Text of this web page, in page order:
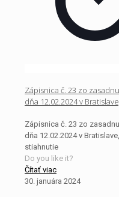
Zápisnica č. 23 zo
dňa 12.02.2024 v
Zápisnica č. 23 zo
dňa 12.02.2024 v
stiahnutie
Do you like it?
Čítať viac
30. januára 2024